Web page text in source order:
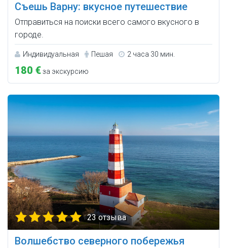
Съешь Варну: вкусное путешествие
Отправиться на поиски всего самого вкусного в
городе.
Индивидуальная Пешая 2 часа 30 мин.
180 €за экскурсию
23 отзыва
Волшебство северного побережья